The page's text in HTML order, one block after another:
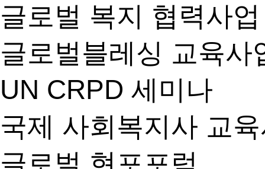
글로벌 복지 협력사업
글로벌블레싱 교육사
UN CRPD 세미나
국제 사회복지사 교